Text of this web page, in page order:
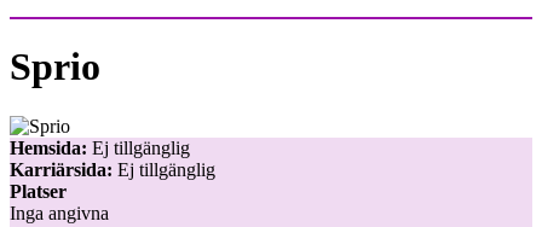
Sprio
Hemsida: Ej tillgänglig
Karriärsida: Ej tillgänglig
Platser
Inga angivna